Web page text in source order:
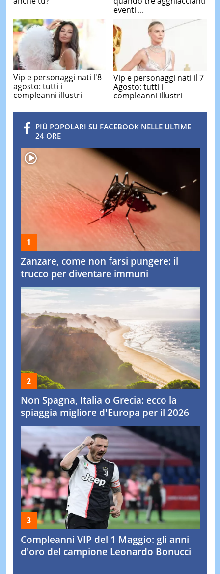
eventi ...
Vip e personaggi nati l'8
agosto: tutti i
compleanni illustri
Vip e personaggi nati il 7
Agosto: tutti i
compleanni illustri
PIÙ POPOLARI SU FACEBOOK NELLE ULTIME
24 ORE
Zanzare, come non farsi pungere: il
trucco per diventare immuni
Non Spagna, Italia o Grecia: ecco la
spiaggia migliore d'Europa per il 2026
Compleanni VIP del 1 Maggio: gli anni
d'oro del campione Leonardo Bonucci